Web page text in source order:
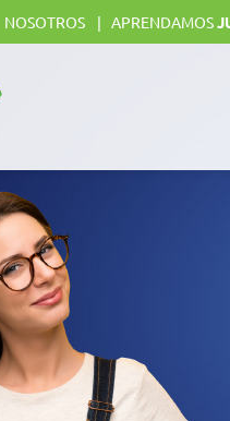
NOSOTROS APRENDAMOS